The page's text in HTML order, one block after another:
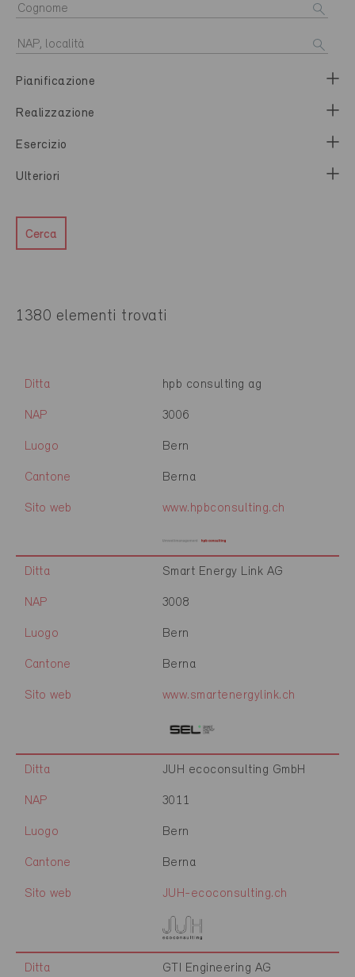
Pianificazione
Realizzazione
Esercizio
Ulteriori
Cerca
1380 elementi trovati
Ditta hpb consulting ag
NAP 3006
Luogo Bern
Cantone Berna
Sito web www.hpbconsulting.ch
Ditta Smart Energy Link AG
NAP 3008
Luogo Bern
Cantone Berna
Sito web www.smartenergylink.ch
Ditta JUH ecoconsulting GmbH
NAP 3011
Luogo Bern
Cantone Berna
Sito web JUH-ecoconsulting.ch
Ditta GTI Engineering AG